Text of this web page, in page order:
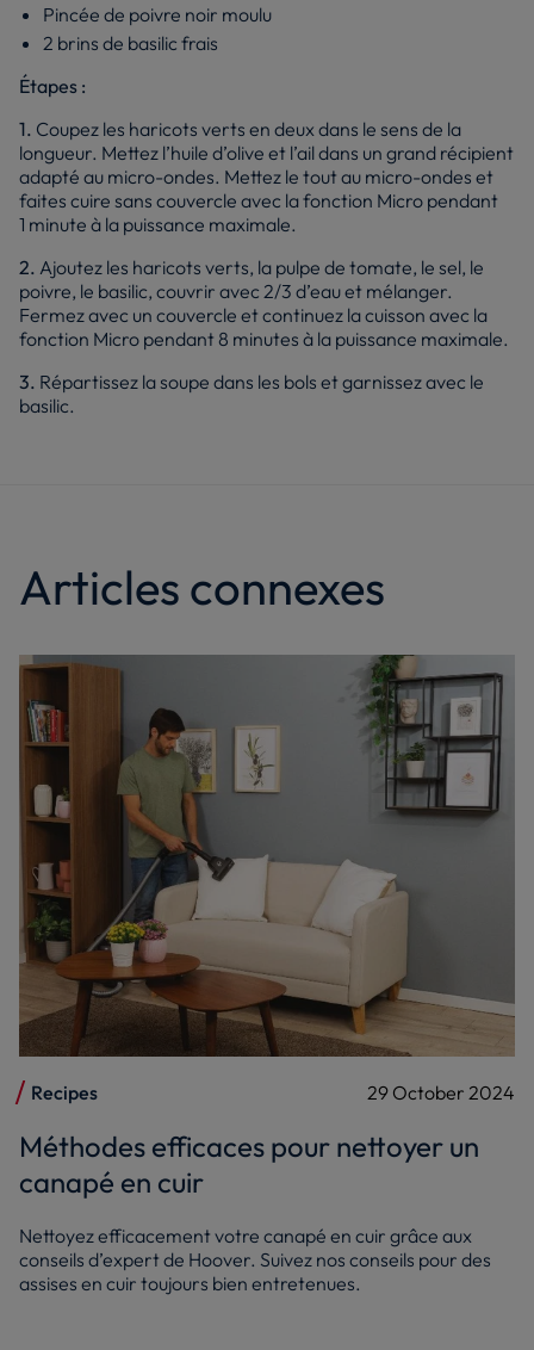
Pincée de poivre noir moulu
2 brins de basilic frais
Étapes :
1. Coupez les haricots verts en deux dans le sens de la
longueur. Mettez l’huile d’olive et l’ail dans un grand récipient
adapté au micro-ondes. Mettez le tout au micro-ondes et
faites cuire sans couvercle avec la fonction Micro pendant
1 minute à la puissance maximale.
2. Ajoutez les haricots verts, la pulpe de tomate, le sel, le
poivre, le basilic, couvrir avec 2/3 d’eau et mélanger.
Fermez avec un couvercle et continuez la cuisson avec la
fonction Micro pendant 8 minutes à la puissance maximale.
3. Répartissez la soupe dans les bols et garnissez avec le
basilic.
Articles connexes
Recipes 29 October 2024
Méthodes efficaces pour nettoyer un
canapé en cuir
Nettoyez efficacement votre canapé en cuir grâce aux
conseils d’expert de Hoover. Suivez nos conseils pour des
assises en cuir toujours bien entretenues.